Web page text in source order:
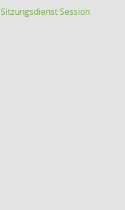
SitzungsdienstSession(Wird in